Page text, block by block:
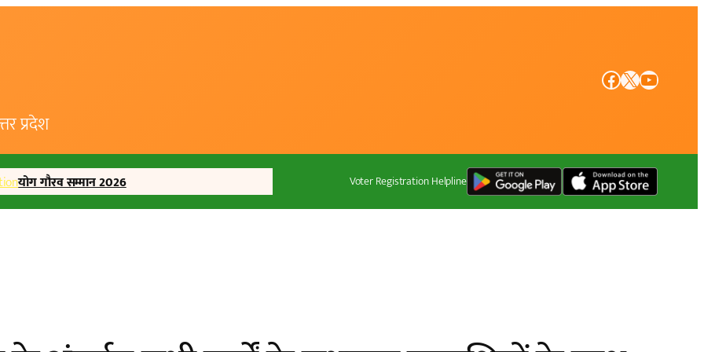
प्रदेश
Facebook X YouTube
योग गौरव सम्मान 2026 Voter Registration Helpline